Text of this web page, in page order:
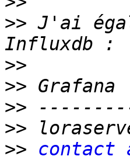
>> J'ai
>>
>>
>>
>>
>>
contact